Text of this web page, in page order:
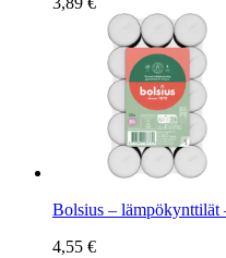
Bolsius – lämpökynttilät
4,55 €